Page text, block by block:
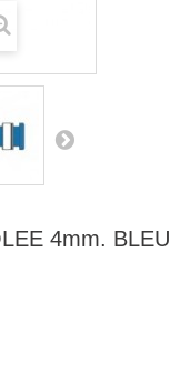
4mm. BLEU